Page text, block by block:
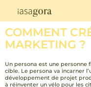
COMMENT
MARKETING ?
Un persona est une personne
cible. Le persona va incarner
développement de projet
à réinventer un vélo pour les